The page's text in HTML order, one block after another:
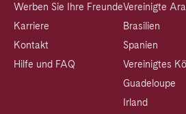
Werben Sie Ihre Freunde
Karriere
Kontakt
Hilfe und FAQ
Vereinigte
Brasilien
Spanien
Vereinigtes
Guadeloupe
Irland